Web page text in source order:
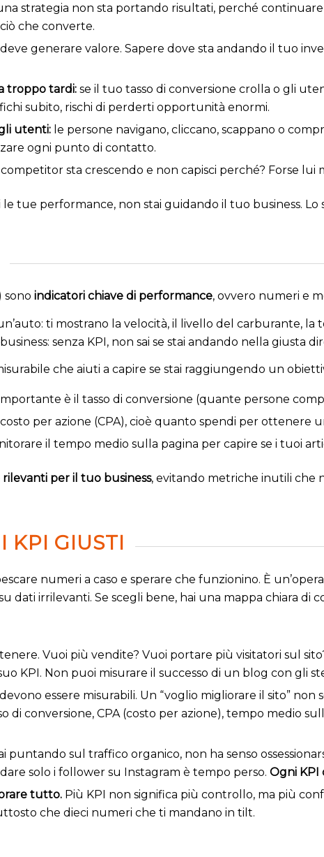
strategia non sta portando risultati, perché
che converte.
generare valore. Sapere dove sta andando il tuo
troppo tardi: se il tuo tasso di conversione crolla o gli
subito, rischi di perderti opportunità enormi.
utenti: le persone navigano, cliccano, scappano o
ogni punto di contatto.
sta crescendo e non capisci perché? Forse
le tue performance, non stai guidando il tuo business. Lo
sono indicatori chiave di performance, ovvero numeri e
ti mostrano la velocità, il livello del carburante,
senza KPI, non sai se stai andando nella giusta
che aiuti a capire se stai raggiungendo un
è il tasso di conversione (quante persone
costo per azione (CPA), cioè quanto spendi per ottenere
il tempo medio sulla pagina per capire se i tuoi
rilevanti per il tuo business, evitando metriche inutili che
KPI GIUSTI
numeri a caso e sperare che funzionino. È
dati irrilevanti. Se scegli bene, hai una mappa chiara di
Vuoi più vendite? Vuoi portare più visitatori sul
KPI. Non puoi misurare il successo di un blog con gli
essere misurabili. Un “voglio migliorare il sito”
di conversione, CPA (costo per azione), tempo medio
puntando sul traffico organico, non ha senso
solo i follower su Instagram è tempo perso. Ogni KPI
tutto. Più KPI non significa più controllo, ma più
che dieci numeri che ti mandano in tilt.